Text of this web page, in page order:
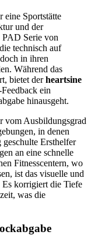
eine Sportstätte
und der
PAD Serie von
technisch auf
in ihren
Während das
bietet derheartsine
ein
hinausgeht.
vom Ausbildungsgrad
in denen
geschulte Ersthelfer
an eine schnelle
Fitnesscentern, wo
ist das visuelle und
Es korrigiert die Tiefe
was die